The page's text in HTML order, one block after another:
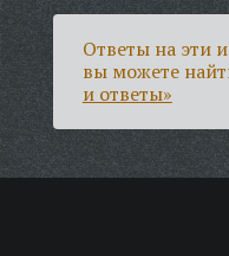
Ответы на эти
вы можете
и ответы»